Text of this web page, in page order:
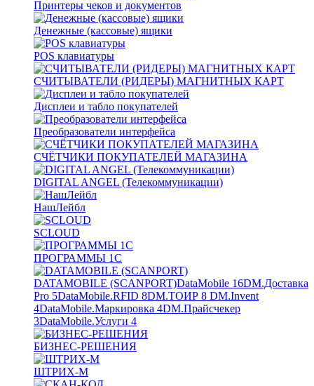
Принтеры чеков и документов
Денежные (кассовые) ящики
POS клавиатуры
СЧИТЫВАТЕЛИ (РИДЕРЫ) МАГНИТНЫХ КАРТ
Дисплеи и табло покупателей
Преобразователи интерфейса
СЧЁТЧИКИ ПОКУПАТЕЛЕЙ МАГАЗИНА
DIGITAL ANGEL (Телекоммуникации)
НашЛейбл
SCLOUD
ПРОГРАММЫ 1С
DATAMOBILE (SCANPORT)DataMobile 16DM.Доставка
Pro 5DataMobile.RFID 8DM.ТОИР 8 DM.Invent
4DataMobile.Маркировка 4DM.Прайсчекер
3DataMobile.Услуги 4
БИЗНЕС-РЕШЕНИЯ
ШТРИХ-М